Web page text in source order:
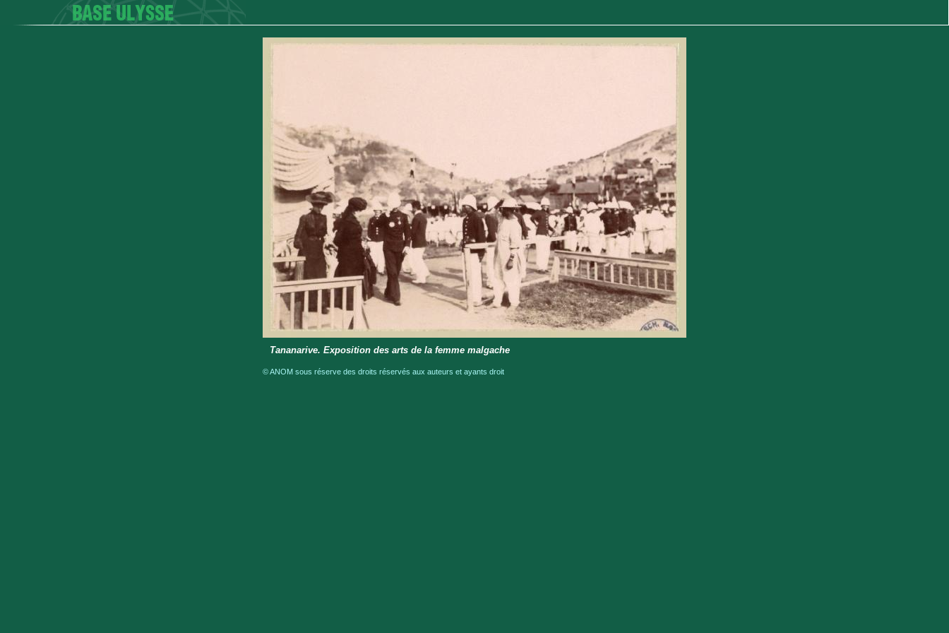
Tananarive. Exposition des arts de la femme malgache
© ANOM sous réserve des droits réservés aux auteurs et ayants droit